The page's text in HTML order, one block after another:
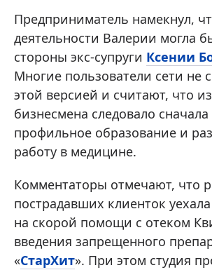
Предприниматель намекнул,
деятельности Валерии могла
стороны экс-супруги Ксении
Многие пользователи сети не
этой версией и считают, что
бизнесмена следовало
профильное образование и
работу в медицине.
Комментаторы отмечают, что
пострадавших клиенток
на скорой помощи с отеком
введения запрещенного
«СтарХит». При этом студия